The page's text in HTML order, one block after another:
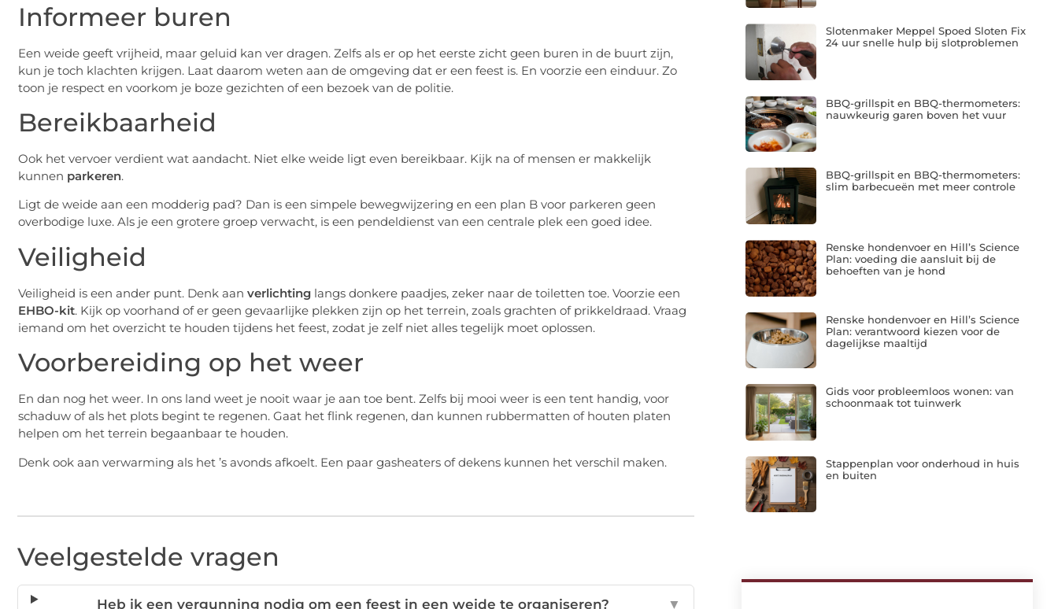
Informeer buren
Een weide geeft vrijheid, maar geluid kan ver dragen. Zelfs als er op het eerste zicht geen buren in de buurt zijn,
kun je toch klachten krijgen. Laat daarom weten aan de omgeving dat er een feest is. En voorzie een einduur. Zo
toon je respect en voorkom je boze gezichten of een bezoek van de politie.
Bereikbaarheid
Ook het vervoer verdient wat aandacht. Niet elke weide ligt even bereikbaar. Kijk na of mensen er makkelijk
kunnen parkeren.
Ligt de weide aan een modderig pad? Dan is een simpele bewegwijzering en een plan B voor parkeren geen
overbodige luxe. Als je een grotere groep verwacht, is een pendeldienst van een centrale plek een goed idee.
Veiligheid
Veiligheid is een ander punt. Denk aan verlichting langs donkere paadjes, zeker naar de toiletten toe. Voorzie een
EHBO-kit. Kijk op voorhand of er geen gevaarlijke plekken zijn op het terrein, zoals grachten of prikkeldraad. Vraag
iemand om het overzicht te houden tijdens het feest, zodat je zelf niet alles tegelijk moet oplossen.
Voorbereiding op het weer
En dan nog het weer. In ons land weet je nooit waar je aan toe bent. Zelfs bij mooi weer is een tent handig, voor
schaduw of als het plots begint te regenen. Gaat het flink regenen, dan kunnen rubbermatten of houten platen
helpen om het terrein begaanbaar te houden.
Denk ook aan verwarming als het ’s avonds afkoelt. Een paar gasheaters of dekens kunnen het verschil maken.
Veelgestelde vragen
Heb ik een vergunning nodig om een feest in een weide te organiseren? ▼
Slotenmaker Meppel Spoed Sloten Fix
24 uur snelle hulp bij slotproblemen
BBQ-grillspit en BBQ-thermometers:
nauwkeurig garen boven het vuur
BBQ-grillspit en BBQ-thermometers:
slim barbecueën met meer controle
Renske hondenvoer en Hill’s Science
Plan: voeding die aansluit bij de
behoeften van je hond
Renske hondenvoer en Hill’s Science
Plan: verantwoord kiezen voor de
dagelijkse maaltijd
Gids voor probleemloos wonen: van
schoonmaak tot tuinwerk
Stappenplan voor onderhoud in huis
en buiten